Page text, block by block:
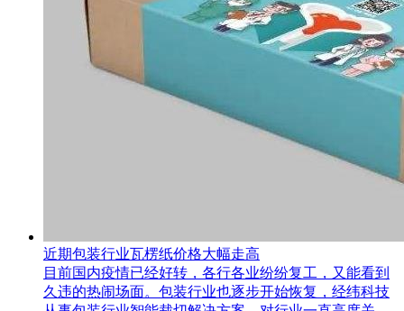
近期包装行业瓦楞纸价格大幅走高
目前国内疫情已经好转，各行各业纷纷复工，又能看到
久违的热闹场面。包装行业也逐步开始恢复，经纬科技